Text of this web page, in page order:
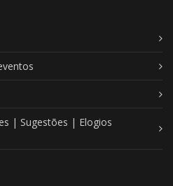
| Sugestões | Elogios